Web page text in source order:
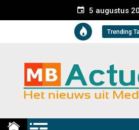
e
5 augustus
Trending
Medemblik